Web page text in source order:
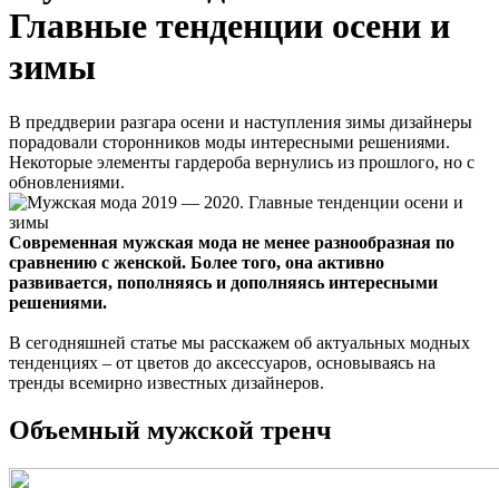
Главные тенденции осени и
зимы
В преддверии разгара осени и наступления зимы дизайнеры
порадовали сторонников моды интересными решениями.
Некоторые элементы гардероба вернулись из прошлого, но с
обновлениями.
Современная мужская мода не менее разнообразная по
сравнению с женской. Более того, она активно
развивается, пополняясь и дополняясь интересными
решениями.
В сегодняшней статье мы расскажем об актуальных модных
тенденциях – от цветов до аксессуаров, основываясь на
тренды всемирно известных дизайнеров.
Объемный мужской тренч